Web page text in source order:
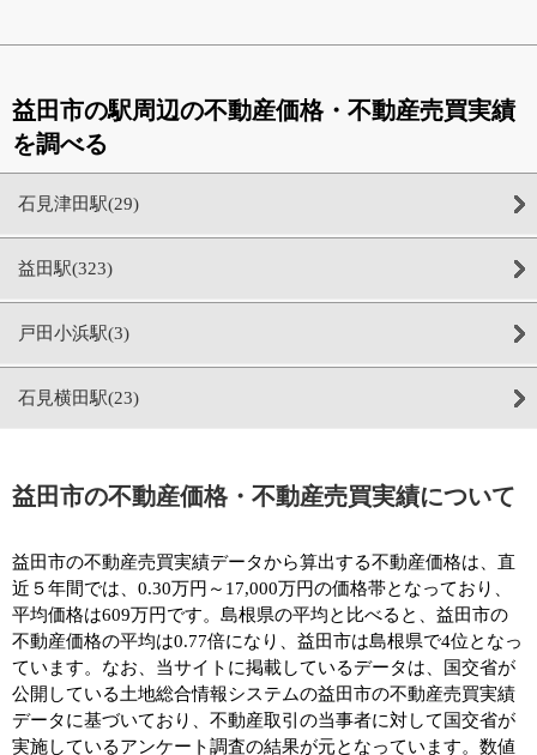
益田市の駅周辺の不動産価格・不動産売買実績
を調べる
石見津田駅(29)
益田駅(323)
戸田小浜駅(3)
石見横田駅(23)
益田市の不動産価格・不動産売買実績について
益田市の不動産売買実績データから算出する不動産価格は、直
近５年間では、0.30万円～17,000万円の価格帯となっており、
平均価格は609万円です。島根県の平均と比べると、益田市の
不動産価格の平均は0.77倍になり、益田市は島根県で4位となっ
ています。なお、当サイトに掲載しているデータは、国交省が
公開している土地総合情報システムの益田市の不動産売買実績
データに基づいており、不動産取引の当事者に対して国交省が
実施しているアンケート調査の結果が元となっています。数値